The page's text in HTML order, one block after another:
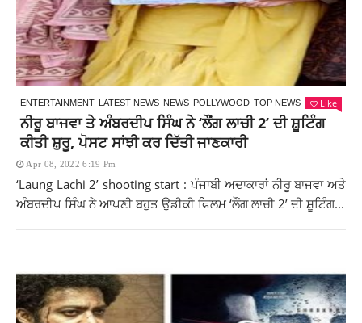
ENTERTAINMENT LATEST NEWS NEWS POLLYWOOD TOP NEWS Like
ਨੀਰੂ ਬਾਜਵਾ ਤੇ ਅੰਬਰਦੀਪ ਸਿੰਘ ਨੇ ‘ਲੌਂਗ ਲਾਚੀ 2’ ਦੀ ਸ਼ੂਟਿੰਗ
ਕੀਤੀ ਸ਼ੁਰੂ, ਪੋਸਟ ਸਾਂਝੀ ਕਰ ਦਿੱਤੀ ਜਾਣਕਾਰੀ
Apr 08, 2022 6:19 Pm
‘Laung Lachi 2’ shooting start : ਪੰਜਾਬੀ ਅਦਾਕਾਰਾਂ ਨੀਰੂ ਬਾਜਵਾ ਅਤੇ
ਅੰਬਰਦੀਪ ਸਿੰਘ ਨੇ ਆਪਣੀ ਬਹੁਤ ਉਡੀਕੀ ਫਿਲਮ ‘ਲੌਂਗ ਲਾਚੀ 2’ ਦੀ ਸ਼ੂਟਿੰਗ...